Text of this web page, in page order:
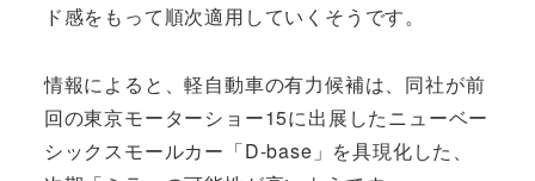
ド感をもって順次適用していくそうです。
情報によると、軽自動車の有力候補は、同社が前
回の東京モーターショー15に出展したニューベー
シックスモールカー「D-base」を具現化した、